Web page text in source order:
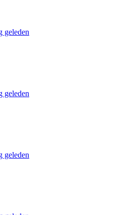
geleden
geleden
geleden